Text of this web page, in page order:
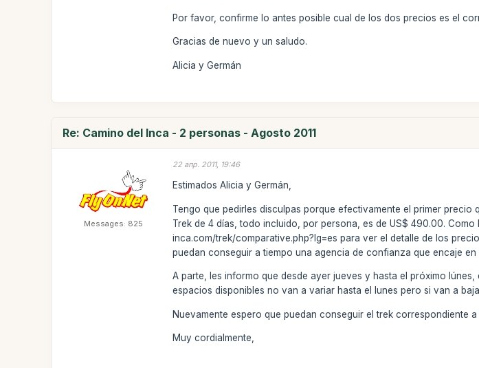
Por favor, confirme lo antes posible cual de los dos precios es el
Gracias de nuevo y un saludo.
Alicia y Germán
Re: Camino del Inca - 2 personas - Agosto 2011
Messages: 825
22 апр. 2011, 19:46
Estimados Alicia y Germán,
Tengo que pedirles disculpas porque efectivamente el primer
Trek de 4 días, todo incluido, por persona, es de US$ 490.00.
inca.com/trek/comparative.php?lg=es para ver el detalle de los
puedan conseguir a tiempo una agencia de confianza que encaje en
A parte, les informo que desde ayer jueves y hasta el próximo
espacios disponibles no van a variar hasta el lunes pero si van a
Nuevamente espero que puedan conseguir el trek correspondiente
Muy cordialmente,